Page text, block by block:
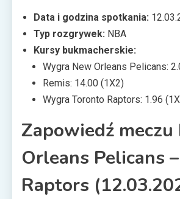
Data i godzina spotkania:
Typ rozgrywek: NBA
Kursy bukmacherskie:
Wygra New Orleans Pelicans:
Remis: 14.00 (1X2)
Wygra Toronto Raptors: 1.96
Zapowiedź meczu
Orleans Pelicans
Raptors